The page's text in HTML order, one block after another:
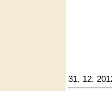
31. 12.